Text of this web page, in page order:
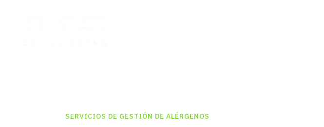
SERVICIOS DE GESTIÓN DE ALÉRGENOS